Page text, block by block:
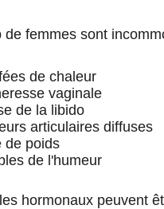
de femmes sont
de chaleur
vaginale
de la libido
articulaires diffuses
de poids
de l'humeur
hormonaux peuvent